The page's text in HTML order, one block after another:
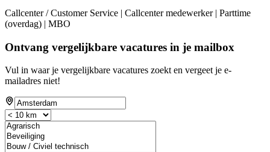
Callcenter / Customer Service | Callcenter medewerker | Parttime
(overdag) | MBO
Ontvang vergelijkbare vacatures in je mailbox
Vul in waar je vergelijkbare vacatures zoekt en vergeet je e-
mailadres niet!